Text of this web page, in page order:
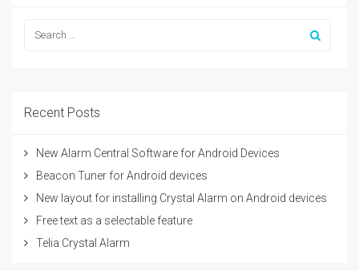
Recent Posts
New Alarm Central Software for Android Devices
Beacon Tuner for Android devices
New layout for installing Crystal Alarm on Android devices
Free text as a selectable feature
Telia Crystal Alarm